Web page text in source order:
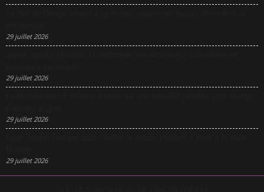
29 juillet 2026
29 juillet 2026
29 juillet 2026
29 juillet 2026